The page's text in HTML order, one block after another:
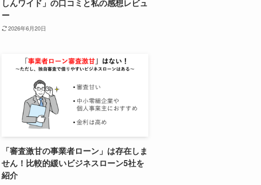
しんワイド」の口コミと私の感想レビュ
ー
2026年6月20日
「審査激甘の事業者ローン」は存在しま
せん！比較的緩いビジネスローン5社を
紹介